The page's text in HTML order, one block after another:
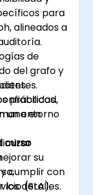
para
alineados a
de
del grafo y
en
su
cumplir con
(SLA).
prácticos.
un entorno
curso
detalles.